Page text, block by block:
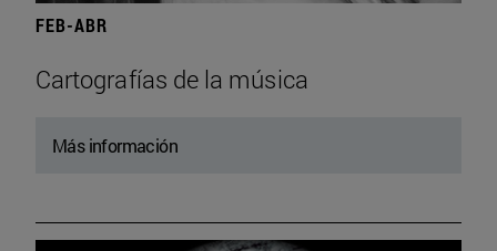
FEB-ABR
Cartografías de la música
Más información